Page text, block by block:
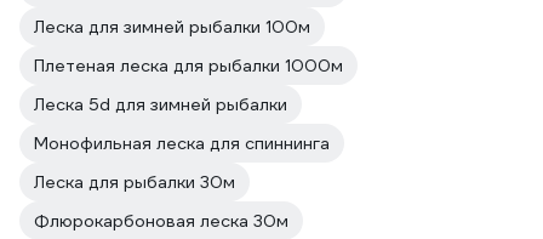
Леска для зимней рыбалки 100м
Плетeная леска для рыбалки 1000м
Леска 5d для зимней рыбалки
Монофильная леска для спиннинга
Леска для рыбалки 30м
Флюрокарбоновая леска 30м